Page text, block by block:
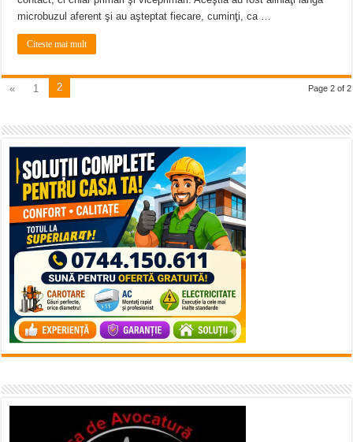
microbuzul aferent şi au aşteptat fiecare, cuminţi, ca …
Citeste mai mult
Page 2 of 2
« 1 2